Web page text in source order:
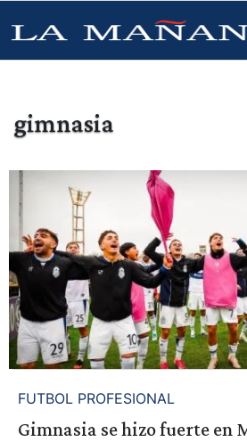
gimnasia
FUTBOL PROFESIONAL
Gimnasia se hizo fuerte en